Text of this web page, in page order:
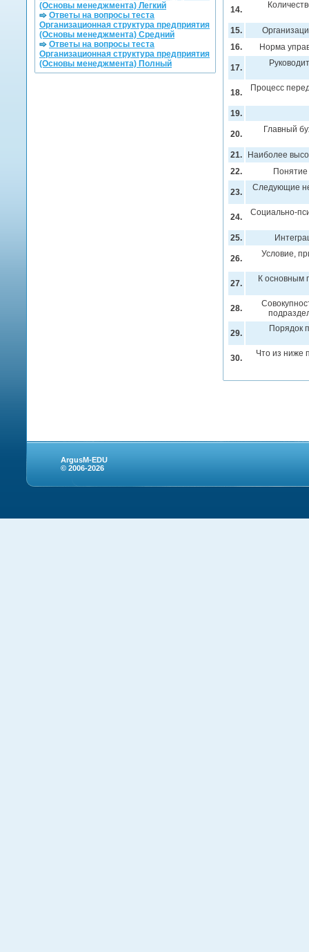
14.
15.
16.
Норма
17.
18. Процесс
19.
20. Главный
21.
Наиболее
22.
Понятие
23. Следующие
24. Социально-
25.
26. Условие,
27. К основным
28.
29. Порядок
30. Что из ниже
(Основы менеджмента) Легкий
Ответы на вопросы теста
Организационная структура предприятия
(Основы менеджмента) Средний
Ответы на вопросы теста
Организационная структура предприятия
(Основы менеджмента) Полный
ArgusM-EDU
© 2006-2026